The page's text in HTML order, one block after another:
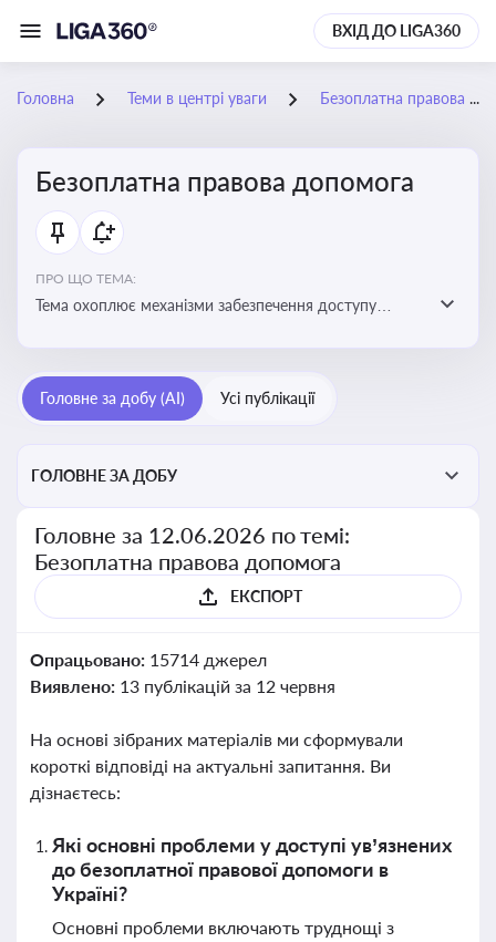
ВХІД ДО LIGA360
Головна Теми в центрі уваги Безоплатна правова допомога
Безоплатна правова допомога
ПРО ЩО ТЕМА:
Тема охоплює механізми забезпечення доступу
Головне за добу (AI) Усі публікації
ГОЛОВНЕ ЗА ДОБУ
Головне за 12.06.2026 по темі:
Безоплатна правова допомога
ЕКСПОРТ
Опрацьовано: 15714 джерел
Виявлено: 13 публікацій за 12 червня
На основі зібраних матеріалів ми сформували
короткі відповіді на актуальні запитання. Ви
дізнаєтесь:
Які основні проблеми у доступі ув’язнених
до безоплатної правової допомоги в
Україні?
Основні проблеми включають труднощі з